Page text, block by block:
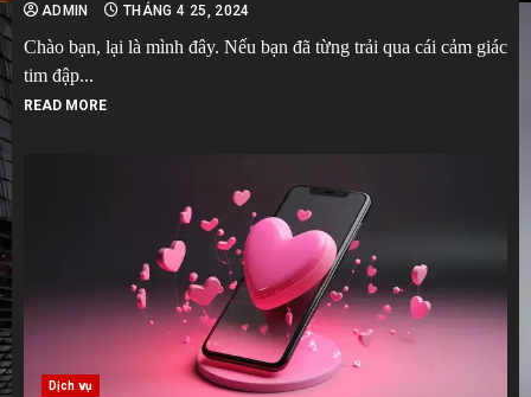
ADMIN THÁNG 4 25, 2024
Chào bạn, lại là mình đây. Nếu bạn đã từng trải qua cái cảm giác
tim đập...
READ MORE
Dịch vụ